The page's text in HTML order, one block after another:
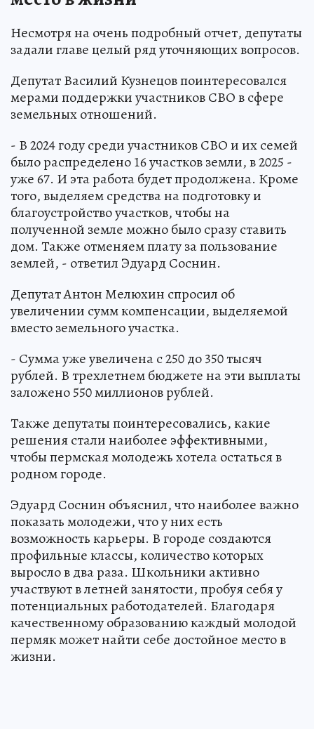
Несмотря на очень подробный отчет, депутаты
задали главе целый ряд уточняющих вопросов.
Депутат Василий Кузнецов поинтересовался
мерами поддержки участников СВО в сфере
земельных отношений.
- В 2024 году среди участников СВО и их семей
было распределено 16 участков земли, в 2025 -
уже 67. И эта работа будет продолжена. Кроме
того, выделяем средства на подготовку и
благоустройство участков, чтобы на
полученной земле можно было сразу ставить
дом. Также отменяем плату за пользование
землей, - ответил Эдуард Соснин.
Депутат Антон Мелюхин спросил об
увеличении сумм компенсации, выделяемой
вместо земельного участка.
- Сумма уже увеличена с 250 до 350 тысяч
рублей. В трехлетнем бюджете на эти выплаты
заложено 550 миллионов рублей.
Также депутаты поинтересовались, какие
решения стали наиболее эффективными,
чтобы пермская молодежь хотела остаться в
родном городе.
Эдуард Соснин объяснил, что наиболее важно
показать молодежи, что у них есть
возможность карьеры. В городе создаются
профильные классы, количество которых
выросло в два раза. Школьники активно
участвуют в летней занятости, пробуя себя у
потенциальных работодателей. Благодаря
качественному образованию каждый молодой
пермяк может найти себе достойное место в
жизни.